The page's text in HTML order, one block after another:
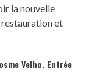
la nouvelle
restauration et
Velho. Entrée